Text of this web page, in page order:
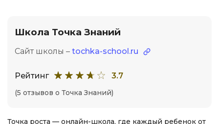
Школа Точка Знаний
Сайт школы – tochka-school.ru
Рейтинг 3.7
(5 отзывов о Точка Знаний)
Точка роста — онлайн-школа, где каждый ребенок от